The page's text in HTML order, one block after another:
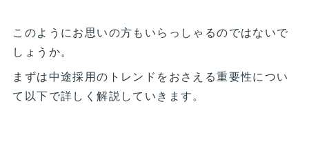
このようにお思いの方もいらっしゃるのではないで
しょうか。
まずは中途採用のトレンドをおさえる重要性につい
て以下で詳しく解説していきます。